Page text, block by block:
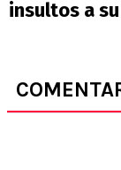
insultos a